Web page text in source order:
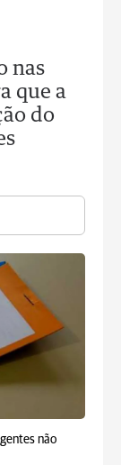
nas
que a
do
não